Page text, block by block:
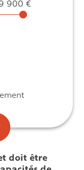
900 €
doit être